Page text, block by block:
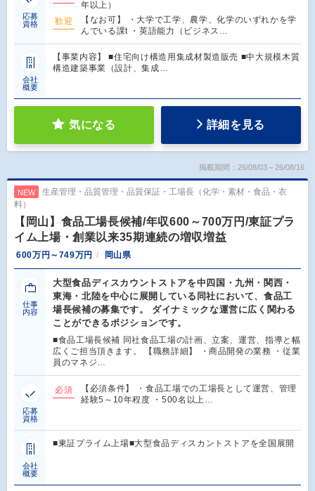
応募
資格
年以上）
歓迎
【なお可】 ・大学で工学、農学、化学のいずれかを学
んでいる課t ・英語能力（ビジネス…
会社
概要
【事業内容】 ■住宅向け構造用集成材製造販売 ■中大規模木質
構造建築事業（設計、集成…
気になる 詳細を見る
掲載期間：26/08/03～26/08/16
NEW
生産管理・品質管理・品質保証・工場長（化学・素材・食品・衣
料）
【岡山】食品工場長候補/年収600～700万円/東証プラ
イム上場・創業以来35期連続の増収増益
600万円～749万円 岡山県
仕事
内容
大型食品ディスカウントストアを中四国・九州・関西・
東海・北陸を中心に展開している同社において、食品工
場長候補の募集です。 ダイナミックな運営に広く関わる
ことができるポジションです。
■食品工場長候補 同社食品工場の計画、立案、運営、指導と幅
広くご担当頂きます。 【職務詳細】 ・商品開発の業務 ・従業
員のマネジ…
応募
資格
必須
【必須条件】 ・食品工場での工場長として運営、管理
経験5～10年程度 ・500名以上…
会社
概要
■東証プライム上場■大型食品ディスカントストアを全国展開